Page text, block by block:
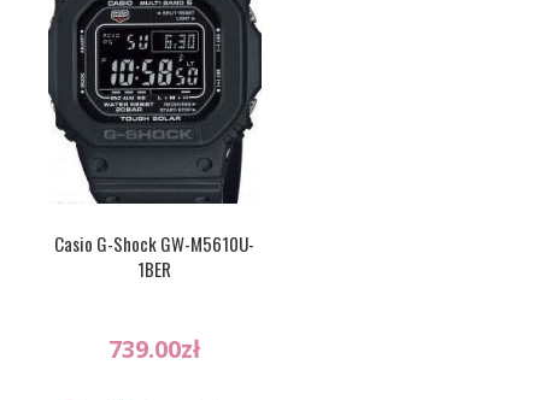
Casio G-Shock GW-M5610U-
1BER
739.00zł